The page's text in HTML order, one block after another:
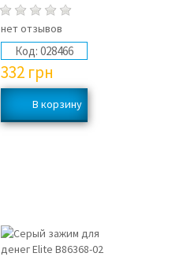
нет отзывов
Код: 028466
332 грн